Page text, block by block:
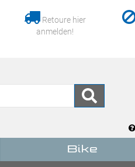
Retoure hier
anmelden!
Bike